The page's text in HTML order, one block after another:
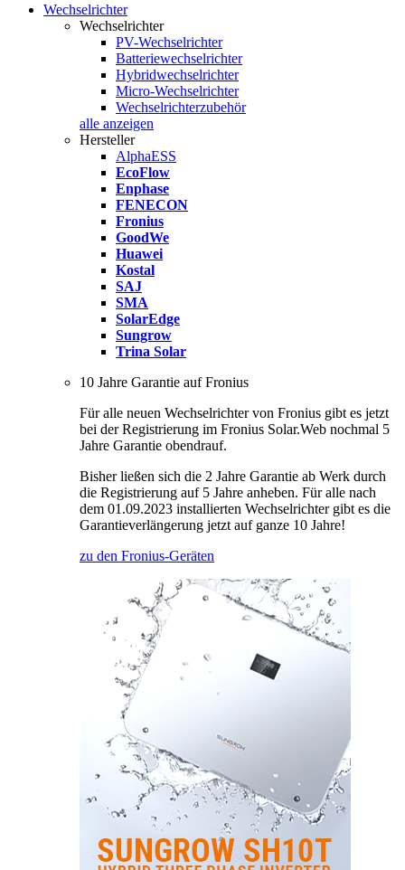
Wechselrichter
Wechselrichter
PV-Wechselrichter
Batteriewechselrichter
Hybridwechselrichter
Micro-Wechselrichter
Wechselrichterzubehör
alle anzeigen
Hersteller
AlphaESS
EcoFlow
Enphase
FENECON
Fronius
GoodWe
Huawei
Kostal
SAJ
SMA
SolarEdge
Sungrow
Trina Solar
10 Jahre Garantie auf Fronius
Für alle neuen Wechselrichter von Fronius gibt es jetzt
bei der Registrierung im Fronius Solar.Web nochmal 5
Jahre Garantie obendrauf.
Bisher ließen sich die 2 Jahre Garantie ab Werk durch
die Registrierung auf 5 Jahre anheben. Für alle nach
dem 01.09.2023 installierten Wechselrichter gibt es die
Garantieverlängerung jetzt auf ganze 10 Jahre!
zu den Fronius-Geräten